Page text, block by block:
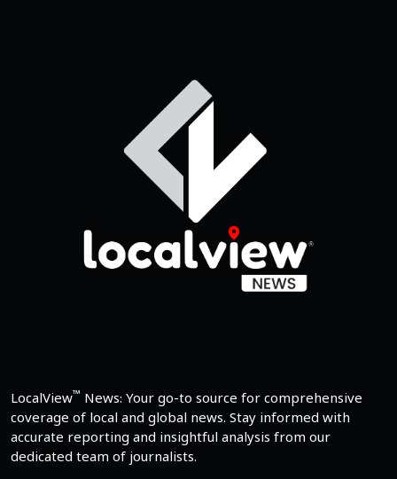
LocalView™ News: Your go-to source for comprehensive
coverage of local and global news. Stay informed with
accurate reporting and insightful analysis from our
dedicated team of journalists.